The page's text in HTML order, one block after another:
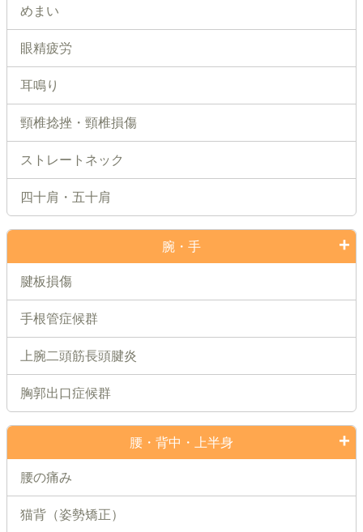
めまい
眼精疲労
耳鳴り
頸椎捻挫・頸椎損傷
ストレートネック
四十肩・五十肩
腕・手
腱板損傷
手根管症候群
上腕二頭筋長頭腱炎
胸郭出口症候群
腰・背中・上半身
腰の痛み
猫背（姿勢矯正）